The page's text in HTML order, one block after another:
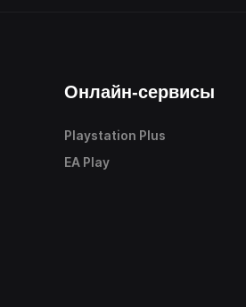
Онлайн-сервисы
Playstation Plus
EA Play